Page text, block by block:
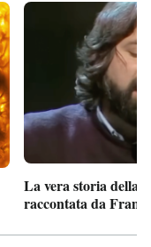
La vera storia della
raccontata da